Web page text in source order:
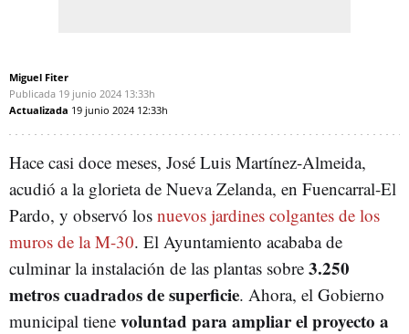
Miguel Fiter
Publicada 19 junio 2024 13:33h
Actualizada 19 junio 2024 12:33h
Hace casi doce meses, José Luis Martínez-Almeida,
acudió a la glorieta de Nueva Zelanda, en Fuencarral-El
Pardo, y observó los nuevos jardines colgantes de los
muros de la M-30. El Ayuntamiento acababa de
culminar la instalación de las plantas sobre 3.250
metros cuadrados de superficie. Ahora, el Gobierno
municipal tiene voluntad para ampliar el proyecto a